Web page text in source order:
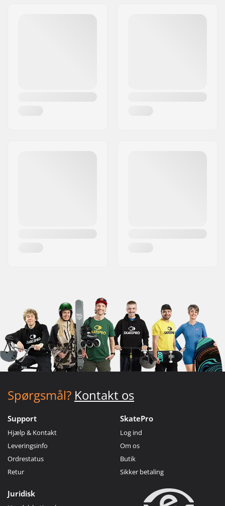
Spørgsmål? Kontakt os
Support
Hjælp & Kontakt
Leveringsinfo
Ordrestatus
Retur
SkatePro
Log ind
Om os
Butik
Sikker betaling
Juridisk